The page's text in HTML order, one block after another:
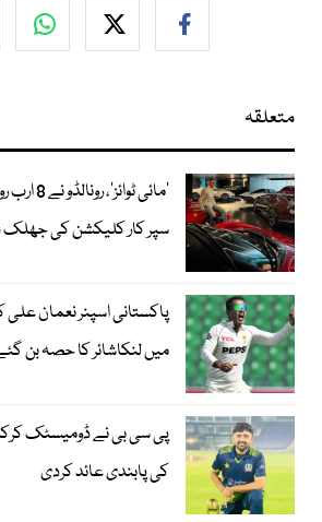
متعلقہ
’مائی
سپر کار کلیکشن کی جھلک
پاکستانی اسپنر نعمان
میں لنکاشائر کا حصہ بن
پی سی بی نے ڈومیسٹک
کی پابندی عائد کردی